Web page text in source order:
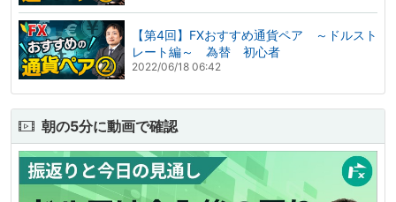
【第4回】FXおすすめ通貨ペア ～ドルスト
レート編～ 為替 初心者
2022/06/18 06:42
朝の5分に動画で確認